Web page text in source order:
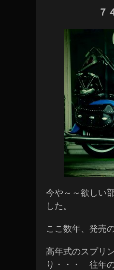
７
今や～～欲しい
した。
ここ数年、発売
高年式のスプリ
り・・・ 往年